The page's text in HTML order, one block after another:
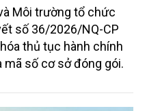
Môi trường tổ chức
số 36/2026/NQ-CP
thủ tục hành chính
số cơ sở đóng gói.